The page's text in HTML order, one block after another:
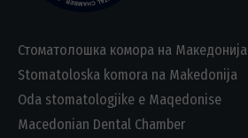
Стоматолошка комора на Македонија
Stomatoloska komora na Makedonija
Oda stomatologjike e Maqedonise
Macedonian Dental Chamber